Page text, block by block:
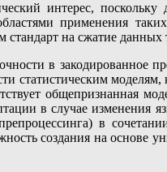
интерес, поскольку
применения
на сжатие данных
в закодированное
статистическим
общепризнанная
в случае изменения
в
создания на основе